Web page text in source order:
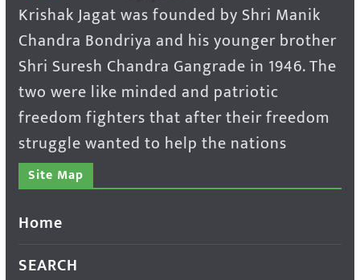
Krishak Jagat was founded by Shri Manik
Chandra Bondriya and his younger brother
Shri Suresh Chandra Gangrade in 1946. The
two were like minded and patriotic
freedom fighters that after their freedom
struggle wanted to help the nations
Site Map
Home
SEARCH